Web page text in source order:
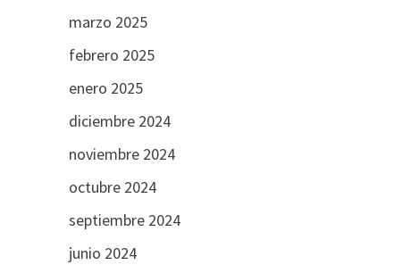
marzo 2025
febrero 2025
enero 2025
diciembre 2024
noviembre 2024
octubre 2024
septiembre 2024
junio 2024